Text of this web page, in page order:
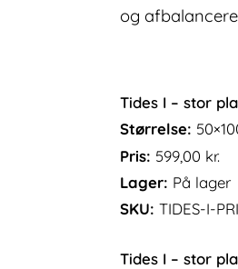
og
Tides I – stor
Størrelse:
Pris: 599,00 kr.
Lager: På lager
SKU: TIDES-I-
Tides I – stor